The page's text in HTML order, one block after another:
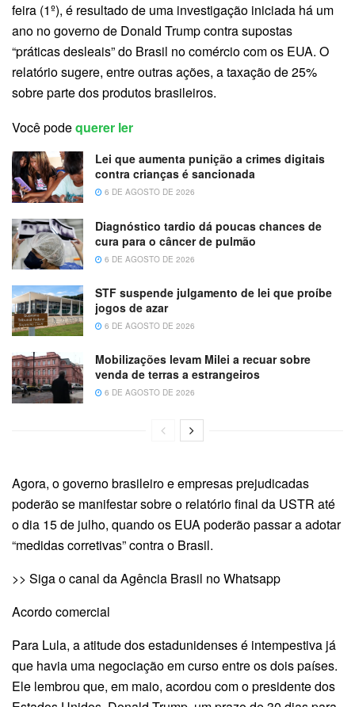
feira (1º), é resultado de uma investigação iniciada há um
ano no governo de Donald Trump contra supostas
“práticas desleais” do Brasil no comércio com os EUA. O
relatório sugere, entre outras ações, a taxação de 25%
sobre parte dos produtos brasileiros.
Você podequerer ler
Lei que aumenta punição a crimes digitais
contra crianças é sancionada
6 DE AGOSTO DE 2026
Diagnóstico tardio dá poucas chances de
cura para o câncer de pulmão
6 DE AGOSTO DE 2026
STF suspende julgamento de lei que proíbe
jogos de azar
6 DE AGOSTO DE 2026
Mobilizações levam Milei a recuar sobre
venda de terras a estrangeiros
6 DE AGOSTO DE 2026
Agora, o governo brasileiro e empresas prejudicadas
poderão se manifestar sobre o relatório final da USTR até
o dia 15 de julho, quando os EUA poderão passar a adotar
“medidas corretivas” contra o Brasil.
>> Siga o canal da Agência Brasil no Whatsapp
Acordo comercial
Para Lula, a atitude dos estadunidenses é intempestiva já
que havia uma negociação em curso entre os dois países.
Ele lembrou que, em maio, acordou com o presidente dos